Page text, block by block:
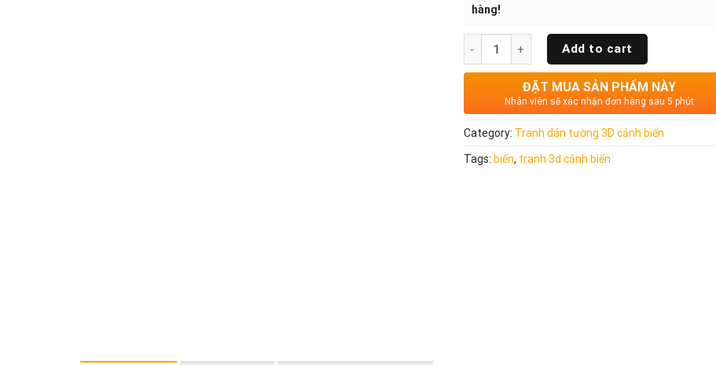
hàng!
Add to cart
ĐẶT MUA SẢN PHẨM NÀY
Nhân viên sẽ xác nhận đơn hàng sau 5 phút
Category: Tranh dán tường 3D cảnh biển
Tags: biển, tranh 3d cảnh biển